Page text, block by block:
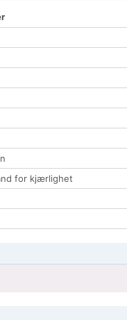
for kjærlighet